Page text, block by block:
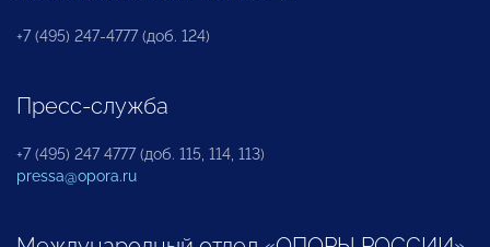
+7 (495) 247-4777 (доб. 124)
Пресс-служба
+7 (495) 247 4777 (доб. 115, 114, 113)
pressa@opora.ru